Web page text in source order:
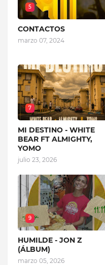
5
CONTACTOS
marzo 07, 2024
7
MI DESTINO - WHITE
BEAR FT ALMIGHTY,
YOMO
julio 23, 2026
9
HUMILDE - JON Z
(ÁLBUM)
marzo 05, 2026